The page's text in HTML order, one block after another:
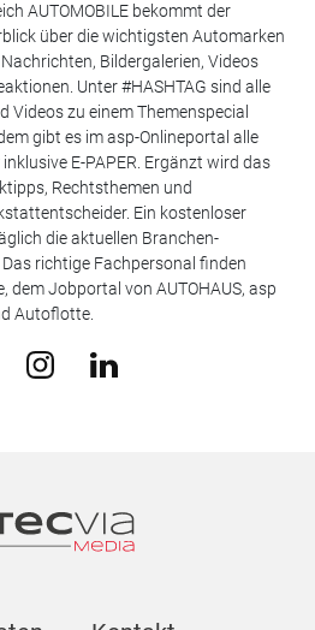
AUTOMOBILE bekommt der
über die wichtigsten Automarken
Bildergalerien, Videos
Unter #HASHTAG sind alle
Videos zu einem Themenspecial
gibt es im asp-Onlineportal alle
E-PAPER. Ergänzt wird das
Rechtsthemen und
Ein kostenloser
die aktuellen Branchen-
richtige Fachpersonal finden
dem Jobportal von AUTOHAUS, asp
Autoflotte.